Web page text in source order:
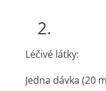
2.
Léčivé látky:
Jedna dávka (20